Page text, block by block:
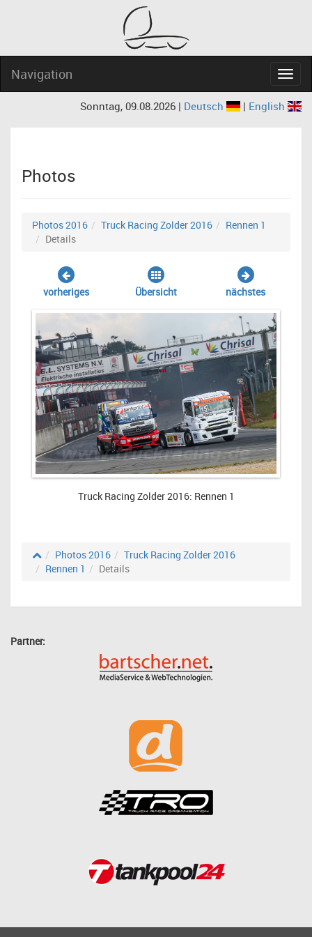
Navigation
Sonntag, 09.08.2026 | Deutsch | English
Photos
Photos 2016 Truck Racing Zolder 2016
Rennen 1
Details
vorheriges Übersicht nächstes
Truck Racing Zolder 2016: Rennen 1
Photos 2016
Truck Racing Zolder 2016
Rennen 1
Details
Partner: